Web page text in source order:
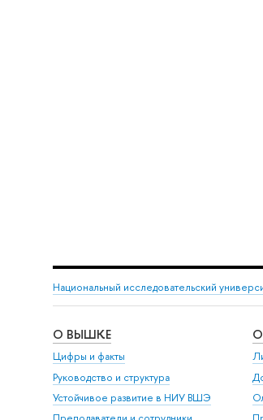
Национальный исследовательский
О ВЫШКЕ
Цифры и факты
Руководство и структура
Устойчивое развитие в НИУ ВШЭ